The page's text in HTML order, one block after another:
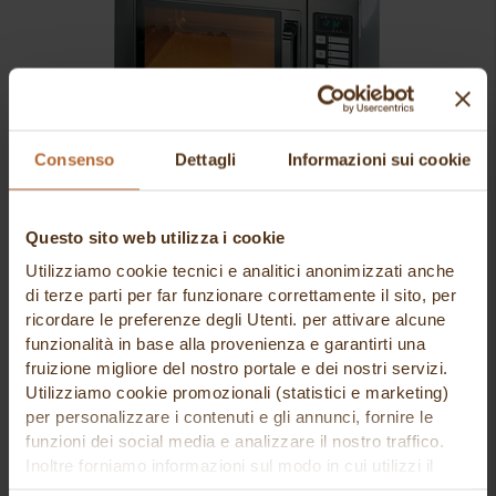
Consenso Dettagli Informazioni sui cookie
Questo sito web utilizza i cookie
Utilizziamo cookie tecnici e analitici anonimizzati anche
di terze parti per far funzionare correttamente il sito, per
ricordare le preferenze degli Utenti. per attivare alcune
funzionalità in base alla provenienza e garantirti una
fruizione migliore del nostro portale e dei nostri servizi.
Utilizziamo cookie promozionali (statistici e marketing)
per personalizzare i contenuti e gli annunci, fornire le
funzioni dei social media e analizzare il nostro traffico.
Inoltre forniamo informazioni sul modo in cui utilizzi il
forno microonde panasonic ne 1037 dig
1.342,00 €